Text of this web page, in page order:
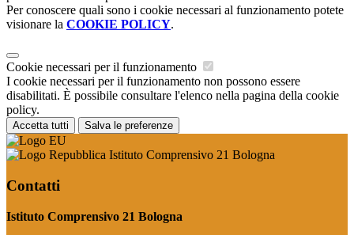
Per conoscere quali sono i cookie necessari al funzionamento potete
visionare la COOKIE POLICY.
Cookie necessari per il funzionamento
I cookie necessari per il funzionamento non possono essere
disabilitati. È possibile consultare l'elenco nella pagina della cookie
policy.
Accetta tutti Salva le preferenze
Istituto Comprensivo 21 Bologna
Contatti
Istituto Comprensivo 21 Bologna